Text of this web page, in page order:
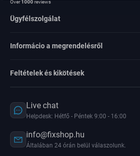
Over1000reviews
Ügyfélszolgálat
Informácio a megrendelésről
Feltételek és kikötések
Live chat
Helpdesk: Hétfő - Péntek 9:00 - 16:00
info@fixshop.hu
Általában 24 órán belül válaszolunk.